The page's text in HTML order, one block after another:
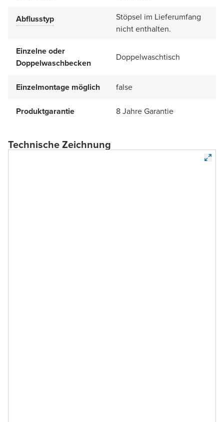
Abflusstyp
Stöpsel im Lieferumfang
nicht enthalten.
Einzelne oder
Doppelwaschbecken
Doppelwaschtisch
Einzelmontage möglich false
Produktgarantie 8 Jahre Garantie
Technische Zeichnung